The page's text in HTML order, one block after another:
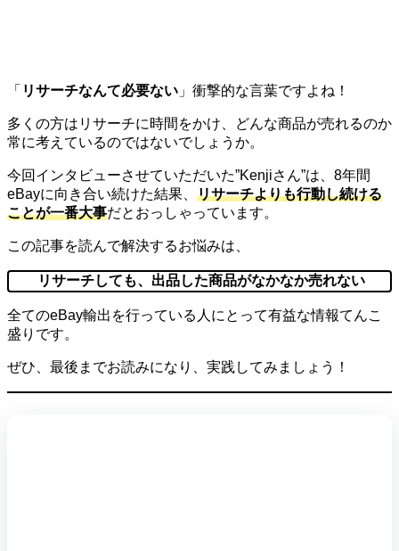
「 リサーチなんて必要ない 」衝撃的な言葉ですよね！
多くの方はリサーチに時間をかけ、どんな商品が売れるのか
常に考えているのではないでしょうか。
今回インタビューさせていただいた”Kenjiさん”は、8年間
eBayに向き合い続けた結果、 リサーチよりも行動し続ける
ことが一番大事だとおっしゃっています。
この記事を読んで解決するお悩みは、
リサーチしても、出品した商品がなかなか売れない
全てのeBay輸出を行っている人にとって有益な情報てんこ
盛りです。
ぜひ、最後までお読みになり、実践してみましょう！